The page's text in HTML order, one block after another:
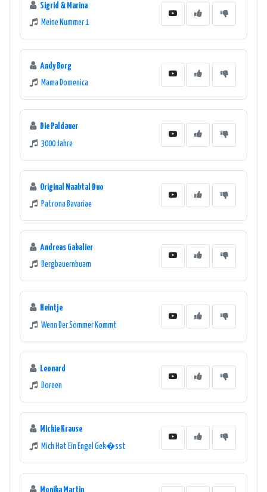
Sigrid & Marina
Meine Nummer 1
Andy Borg
Mama Domenica
Die Paldauer
3000 Jahre
Original Naabtal Duo
Patrona Bavariae
Andreas Gabalier
Bergbauernbuam
Heintje
Wenn Der Sommer Kommt
Leonard
Doreen
Mickie Krause
Mich Hat Ein Engel Gek�sst
Monika Martin